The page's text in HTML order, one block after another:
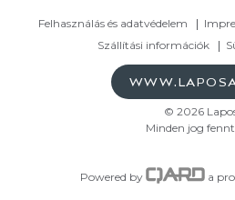
Felhasználás és adatvédelem
Szállítási információk
© 2026
Minden jog
Powered by a